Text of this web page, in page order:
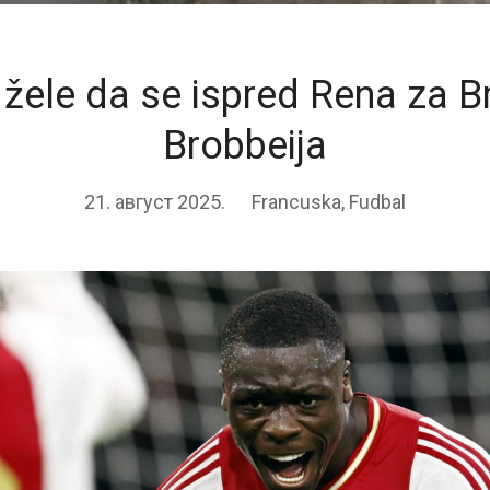
žele da se ispred Rena za
Brobbeija
21. август 2025. Francuska, Fudbal